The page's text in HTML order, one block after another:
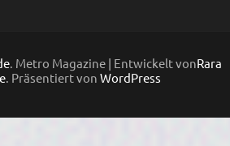
. Metro Magazine | Entwickelt vonRara
. Präsentiert von WordPress